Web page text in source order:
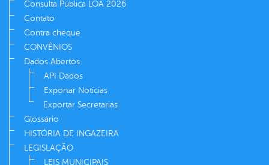
Consulta Pública LOA 2026
Contato
Contra cheque
CONVÊNIOS
Dados Abertos
API Dados
Exportar Notícias
Exportar Secretarias
Glossário
HISTÓRIA DE INGAZEIRA
LEGISLAÇÃO
LEIS MUNICIPAIS